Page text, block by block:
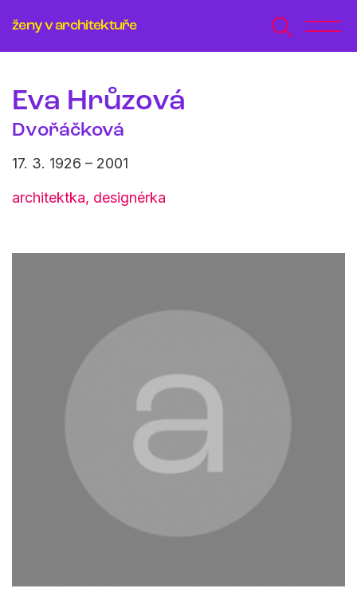
ženy v architektuře
Eva Hrůzová
Dvořáčková
17. 3. 1926 – 2001
architektka, designérka